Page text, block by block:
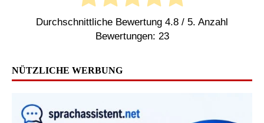
Durchschnittliche Bewertung 4.8 / 5. Anzahl
Bewertungen: 23
NÜTZLICHE WERBUNG